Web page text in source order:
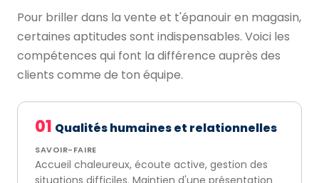
Pour briller dans la vente et t'épanouir en magasin,
certaines aptitudes sont indispensables. Voici les
compétences qui font la différence auprès des
clients comme de ton équipe.
01 Qualités humaines et relationnelles
SAVOIR-FAIRE
Accueil chaleureux, écoute active, gestion des
situations difficiles. Maintien d'une présentation